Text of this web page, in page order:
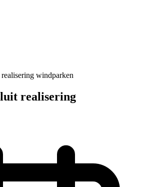
windparken
realisering